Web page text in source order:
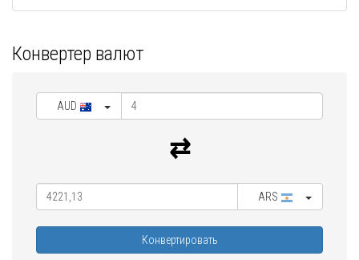
Конвертер валют
AUD
ARS
Конвертировать